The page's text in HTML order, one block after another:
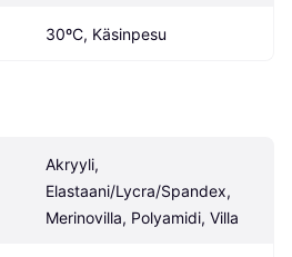
30ºC, Käsinpesu
Akryyli,
Elastaani/Lycra/Spandex,
Merinovilla, Polyamidi, Villa